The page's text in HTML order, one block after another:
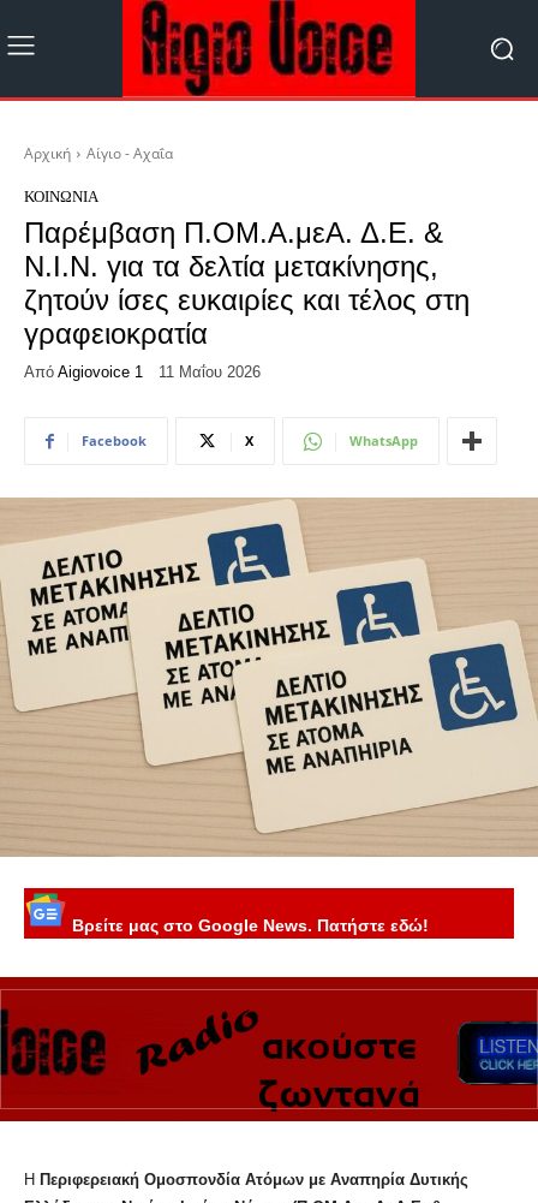
Αρχική Αίγιο - Αχαΐα
ΚΟΙΝΩΝΊΑ
Παρέμβαση Π.ΟΜ.Α.μεΑ. Δ.Ε. &
Ν.Ι.Ν. για τα δελτία μετακίνησης,
ζητούν ίσες ευκαιρίες και τέλος στη
γραφειοκρατία
Από Aigiovoice 1 11 Μαΐου 2026
Facebook X WhatsApp
Βρείτε μας στο Google News. Πατήστε εδώ!
Η Περιφερειακή Ομοσπονδία Ατόμων με Αναπηρία Δυτικής